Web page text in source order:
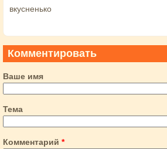
вкусненько
Комментировать
Ваше имя
Тема
Комментарий *